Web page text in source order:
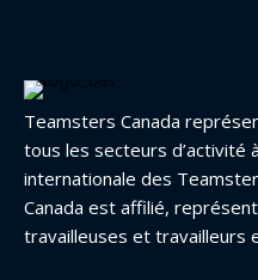
Teamsters Canada
tous les secteurs d’activité
internationale des
Canada est affilié,
travailleuses et travailleurs